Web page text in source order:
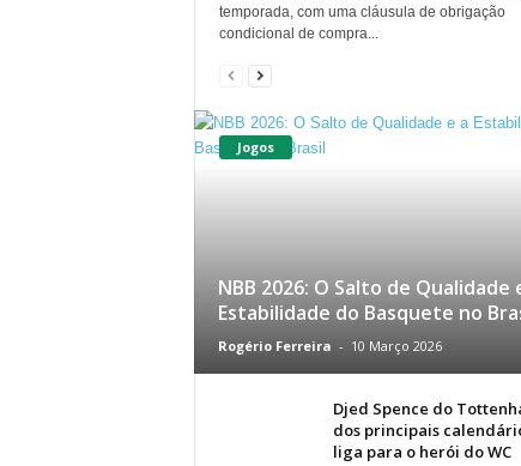
temporada, com uma cláusula de obrigação
condicional de compra...
Jogos
NBB 2026: O Salto de Qualidade
Estabilidade do Basquete no
Rogério Ferreira - 10 Março 2026
Djed Spence do
dos principais
liga para o herói do WC